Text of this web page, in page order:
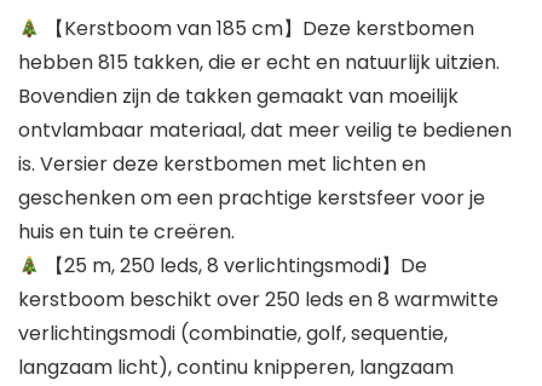
【Kerstboom van 185 cm】Deze kerstbomen
hebben 815 takken, die er echt en natuurlijk uitzien.
Bovendien zijn de takken gemaakt van moeilijk
ontvlambaar materiaal, dat meer veilig te bedienen
is. Versier deze kerstbomen met lichten en
geschenken om een prachtige kerstsfeer voor je
huis en tuin te creëren.
【25 m, 250 leds, 8 verlichtingsmodi】De
kerstboom beschikt over 250 leds en 8 warmwitte
verlichtingsmodi (combinatie, golf, sequentie,
langzaam licht), continu knipperen, langzaam